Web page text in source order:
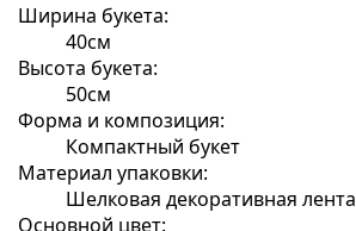
Ширина букета:
40см
Высота букета:
50см
Форма и композиция:
Компактный букет
Материал упаковки:
Шелковая декоративная лента
Основной цвет: